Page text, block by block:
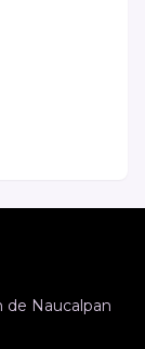
de Naucalpan